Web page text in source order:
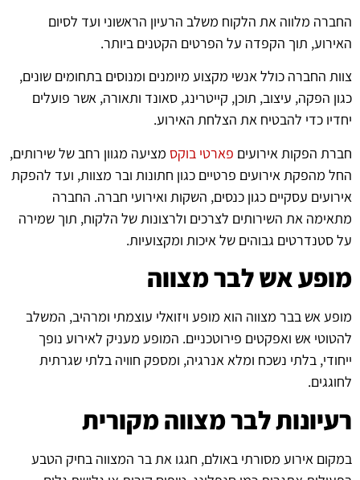
החברה מלווה את הלקוח משלב הרעיון הראשוני ועד לסיום
האירוע, תוך הקפדה על הפרטים הקטנים ביותר.
צוות החברה כולל אנשי מקצוע מיומנים ומנוסים בתחומים שונים,
כגון הפקה, עיצוב, תוכן, קייטרינג, סאונד ותאורה, אשר פועלים
יחדיו כדי להבטיח את הצלחת האירוע.
חברת הפקות אירועים פארטי בוקס מציעה מגוון רחב של שירותים,
החל מהפקת אירועים פרטיים כגון חתונות ובר מצוות, ועד להפקת
אירועים עסקיים כגון כנסים, השקות ואירועי חברה. החברה
מתאימה את השירותים לצרכים ולרצונות של הלקוח, תוך שמירה
על סטנדרטים גבוהים של איכות ומקצועיות.
מופע אש לבר מצווה
מופע אש בבר מצווה הוא מופע ויזואלי עוצמתי ומרהיב, המשלב
להטוטי אש ואפקטים פירוטכניים. המופע מעניק לאירוע נופך
ייחודי, בלתי נשכח ומלא אנרגיה, ומספק חוויה בלתי שגרתית
לחוגגים.
רעיונות לבר מצווה מקורית
במקום אירוע מסורתי באולם, חגגו את בר המצווה בחיק הטבע